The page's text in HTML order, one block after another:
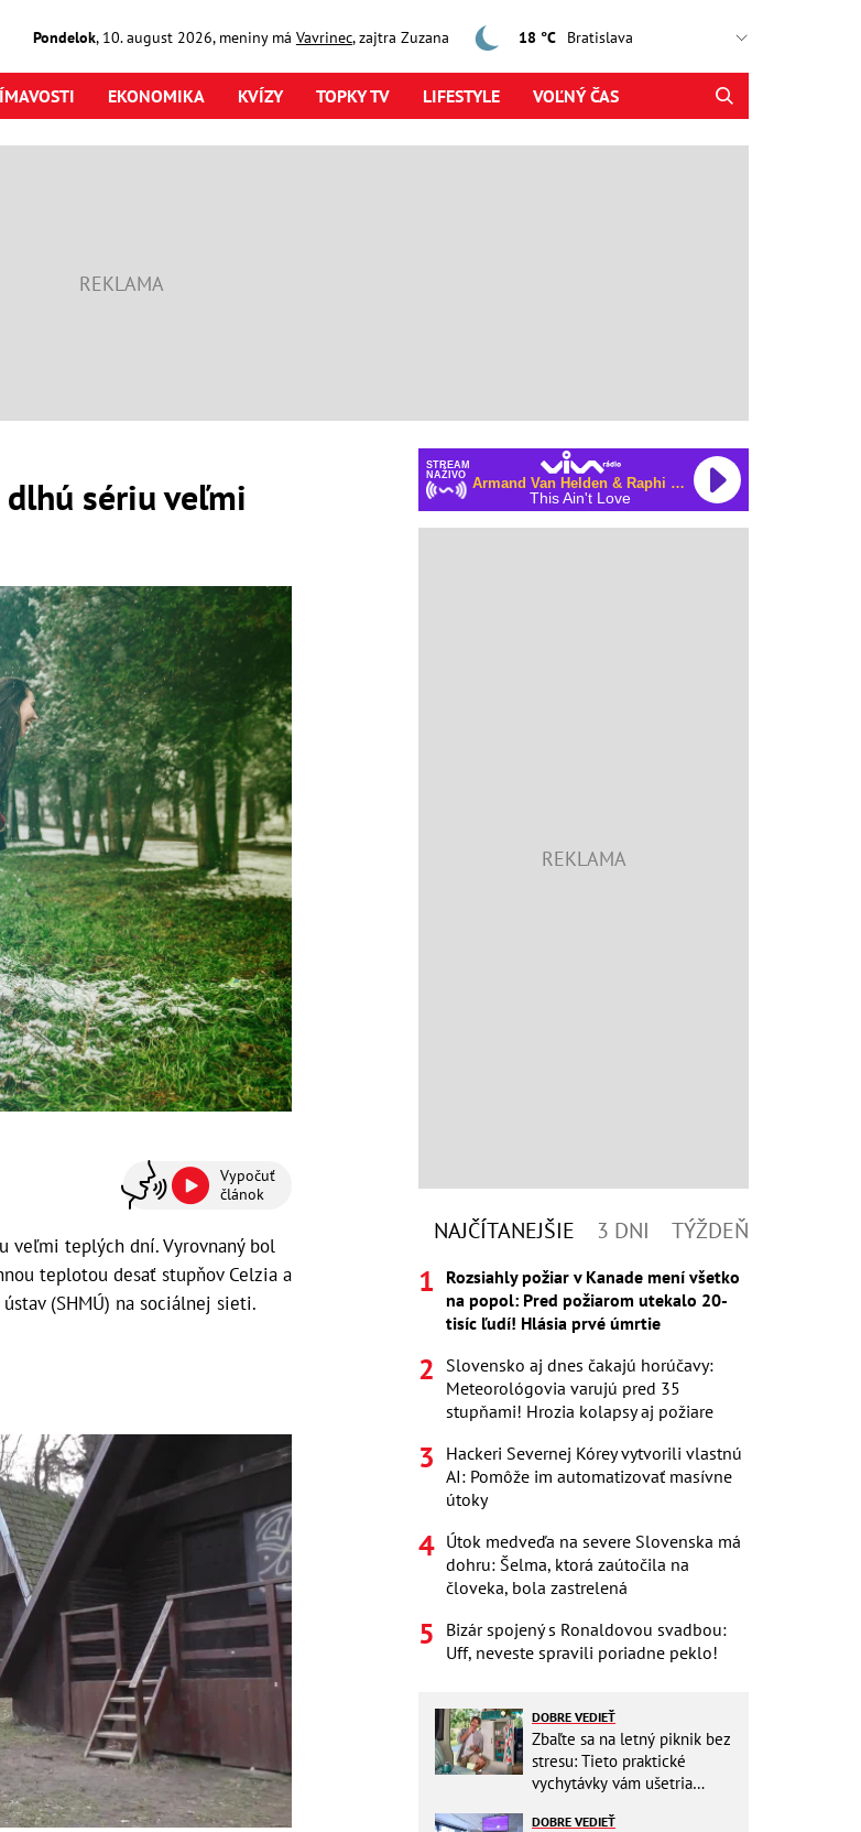
Pondelok, 10. august2026, meniny má Vavrinec, zajtra Zuzana 18 °C
EKONOMIKA KVÍZY TOPKY TV LIFESTYLE VOĽNÝ ČAS
sériu veľmi
Vypočuť
článok
veľmi teplých dní. Vyrovnaný bol
teplotou desať stupňov Celzia a
(SHMÚ) na sociálnej sieti.
STREAM
NAŽIVO
Armand Van Helden & Raphi & George Reid
This Ain't Love
NAJČÍTANEJŠIE 3 DNI TÝŽDEŇ
Rozsiahly požiar v Kanade mení všetko
na popol: Pred požiarom utekalo 20-
tisíc ľudí! Hlásia prvé úmrtie
Slovensko aj dnes čakajú horúčavy:
Meteorológovia varujú pred 35
stupňami! Hrozia kolapsy aj požiare
Hackeri Severnej Kórey vytvorili vlastnú
AI: Pomôže im automatizovať masívne
útoky
Útok medveďa na severe Slovenska má
dohru: Šelma, ktorá zaútočila na
človeka, bola zastrelená
Bizár spojený s Ronaldovou svadbou:
Uff, neveste spravili poriadne peklo!
DOBRE VEDIEŤ
Zbaľte sa na letný piknik bez
stresu: Tieto praktické
vychytávky vám ušetria
DOBRE VEDIEŤ